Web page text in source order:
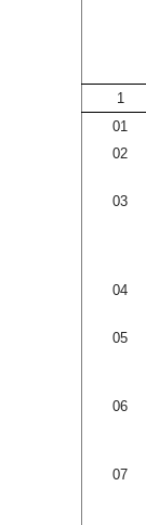
1
01
02
03
04
05
06
07